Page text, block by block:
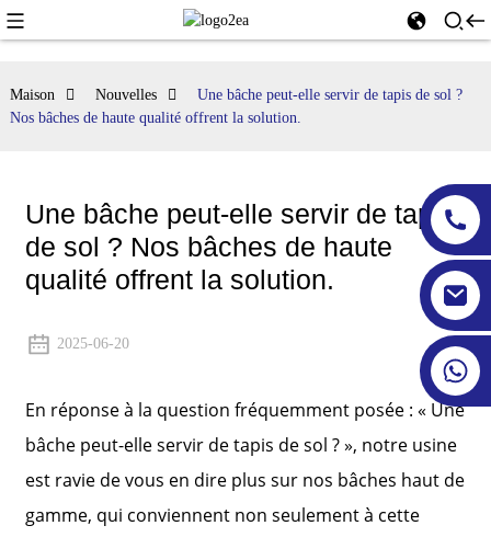
Maison Nouvelles
Une bâche peut-elle servir de tapis de sol ?
Nos bâches de haute qualité offrent la solution.
Une bâche peut-elle servir de tapis
de sol ? Nos bâches de haute
qualité offrent la solution.
2025-06-20
En réponse à la question fréquemment posée : « Une
bâche peut-elle servir de tapis de sol ? », notre usine
est ravie de vous en dire plus sur nos bâches haut de
gamme, qui conviennent non seulement à cette